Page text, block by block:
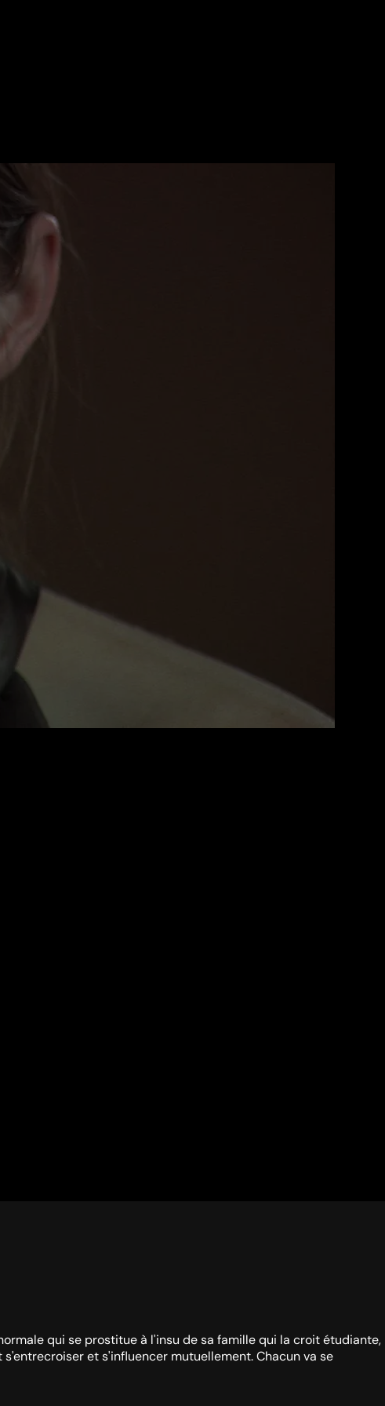
qui se prostitue à l'insu de sa famille qui la croit étudiante,
et s'influencer mutuellement. Chacun va se